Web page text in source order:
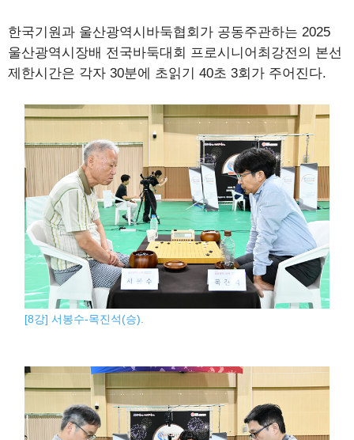
한국기원과 울산광역시바둑협회가 공동주관하는 2025
울산광역시장배 전국바둑대회 프로시니어최강전의 본선
제한시간은 각자 30분에 초읽기 40초 3회가 주어진다.
[8강] 서봉수-목진석(승).